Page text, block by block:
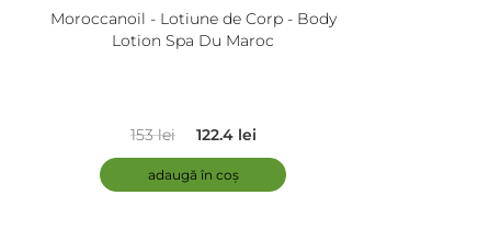
Moroccanoil - Lotiune de Corp - Body
Lotion Spa Du Maroc
153 lei 122.4 lei
adaugă în coș